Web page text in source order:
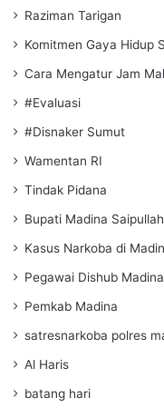
Raziman Tarigan
Komitmen Gaya Hidup
Cara Mengatur Jam
#Evaluasi
#Disnaker Sumut
Wamentan RI
Tindak Pidana
Bupati Madina
Kasus Narkoba di
Pegawai Dishub Madina
Pemkab Madina
satresnarkoba polres
Al Haris
batang hari